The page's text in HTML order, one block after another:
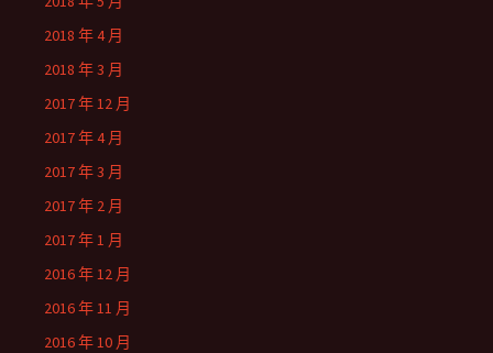
2018 年 4 月
2018 年 3 月
2017 年 12 月
2017 年 4 月
2017 年 3 月
2017 年 2 月
2017 年 1 月
2016 年 12 月
2016 年 11 月
2016 年 10 月